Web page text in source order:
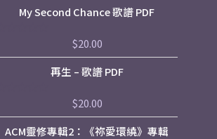
My Second Chance 歌譜 PDF
$20.00
再生 – 歌譜 PDF
滿
$20.00
ACM靈修專輯2：《祢愛環繞》專輯